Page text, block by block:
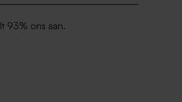
93% ons aan.